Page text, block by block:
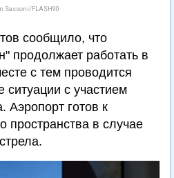
Sassoni/FLASH90
сообщило, что
продолжает работать в
с тем проводится
с участием
Аэропорт готов к
пространства в случае